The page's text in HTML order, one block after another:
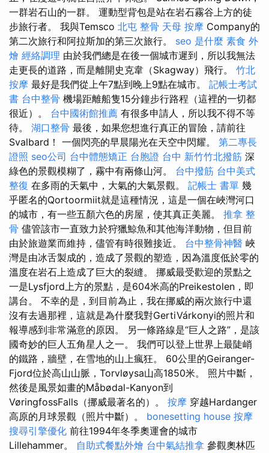
一群岩石山的一群。 運動型背包是站在岩石霧谷上方的徒
步旅行者。 我與Temsco 北屯 整骨 天母 按摩 Company的
第二次旅行和阿拉斯加的第三次旅行。 seo 是什麼 素食 外
燴 經絡調理 由於我們總是在後一個城市遲到，所以我無法
走更長的道路，而是離開史克韋（Skagway）飛行。 竹北
按摩 最好是我們從上午7點到晚上9點在城市。 記帳士考試
書 台中整骨 機場距離船隻15分鐘步行路程（這裡的一切都
很近）。 台中國術館推薦 有很多申請人，所以我不得不等
待。 湖口整骨 最後，如果您想進行真正的冒險，請前往
Svalbard！ 一個閃亮的早晨陽光在天空中閃耀。 第二專長
證照 seo公司 台中體態矯正 台胞證 台中 新竹竹北撥筋 深
綠色的景觀模糊了，霧中有兩條山河。 台中撥筋 台中美式
整復 在多雨的天氣中，大氣的大氣景觀。 記帳士 書單 幾
乎匿名的Qortoormiit就是這種情況，這是一個在峽灣河口
的城市，有一些五顏六色的房屋，使其真正美麗。 推拿 整
骨 儘管該市一直致力於狩獵鯨魚和其他海洋動物，但目前
由於旅遊業而維持，儘管有時很難接近。 台中整骨神醫 峽
灣是由冰舌製成的，造成了景觀的塑造，因為溫度低於零的
溫度在岩石上造成了巨大的裂縫。 挪威最受歡迎的景點之
一是Lysfjord上方的景點，是604米高的Preikestolen，即
講台。 不幸的是，到目前為止，我在挪威的兩次旅行中還
沒有去過那裡，這就是為什麼我對GertiVárkonyi的照片和
報導感到非常滿意的原因。 另一條路線是“巨人之路”，是該
國奇妙的巨人五角星人之一。 我們可以登上世界上最陡峭
的鐵路，牆壁，在雪地的山上瘋狂。 60公里的Geiranger-
Fjord位於高山山脈，Torvløysa山高1850米。 照片中斷，
然後是風景如畫的Måbødal-Kanyon到
VøringfossFalls（挪威最著名的）。 按摩 穿越Hardanger
高原的月球景觀（照片中斷）。 bonesetting house 按摩
搜尋引擎優化 前往1994年冬季奧運會的城市
Lillehammer。 自助式餐點外燴 台中氣結推拿 參觀奧林匹